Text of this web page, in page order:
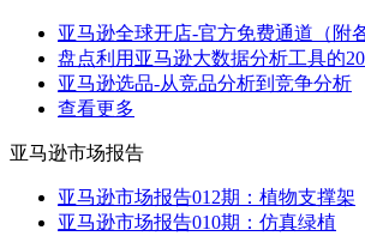
亚马逊全球开店-官方免费通道（附
盘点利用亚马逊大数据分析工具的
亚马逊选品-从竞品分析到竞争分析
查看更多
亚马逊市场报告
亚马逊市场报告012期：植物支撑架
亚马逊市场报告010期：仿真绿植